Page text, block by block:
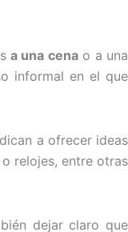
a una cenao a una
informal en el que
a ofrecer ideas
relojes, entre otras
dejar claro que